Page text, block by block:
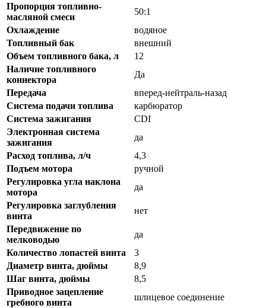
Пропорция топливно-
масляной смеси
50:1
Охлаждение
водяное
Топливный бак
внешний
Объем топливного бака, л
12
Наличие топливного
коннектора
Да
Передача
вперед-нейтраль-назад
Система подачи топлива
карбюратор
Система зажигания
CDI
Электронная система
зажигания
да
Расход топлива, л/ч
4,3
Подъем мотора
ручной
Регулировка угла наклона
мотора
да
Регулировка заглубления
винта
нет
Передвижение по
мелководью
да
Количество лопастей винта
3
Диаметр винта, дюймы
8,9
Шаг винта, дюймы
8,5
Приводное зацепление
гребного винта
шлицевое соединение